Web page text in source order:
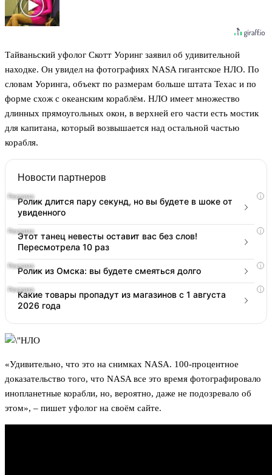
Тайваньский уфолог Скотт Уоринг заявил об удивительной
находке. Он увидел на фотографиях NASA гигантское НЛО. По
словам Уоринга, объект по размерам больше штата Техас и по
форме схож с океанским кораблём. НЛО имеет множество
длинных прямоугольных окон, в верхней его части есть мостик
для капитана, который возвышается над остальной частью
корабля.
Новости партнеров
i
Ролик длится пару секунд, но вы будете в шоке от
увиденного
i
Этот танец невесты оставит вас без слов!
Пересмотрела 10 раз
i
Ролик из Омска: вы будете смеяться долго
i
Какие товары пропадут из магазинов с 1 августа
2026 года
«Удивительно, что это на снимках NASA. 100-процентное
доказательство того, что NASA все это время фотографировало
инопланетные корабли, но, вероятно, даже не подозревало об
этом», – пишет уфолог на своём сайте.